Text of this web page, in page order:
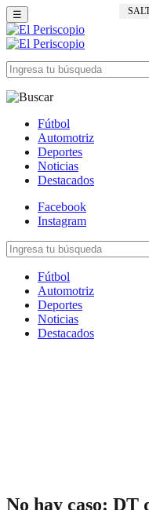
☰
Fútbol
Automotriz
Deportes
Noticias
Destacados
Facebook
Instagram
Fútbol
Automotriz
Deportes
Noticias
Destacados
No hay caso: DT